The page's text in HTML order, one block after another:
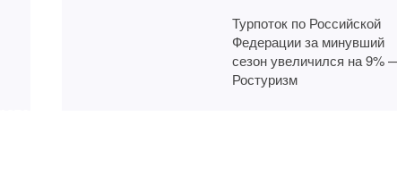
Турпоток по Российской
Федерации за минувший
сезон увеличился на 9%
Ростуризм